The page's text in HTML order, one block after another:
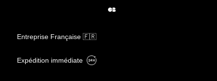
Expédition immédiate
Entreprise Française 🇫🇷